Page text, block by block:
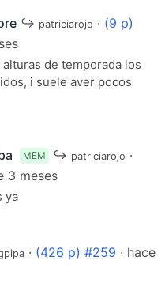
↪ patriciarojo · (9 p)
de temporada los
i suele aver pocos
MEM ↪ patriciarojo ·
3 meses
ya
· (426 p) #259 · hace